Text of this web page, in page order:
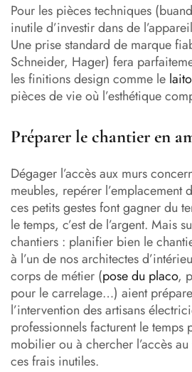
Pour les pièces techniques
inutile d’investir dans de
Une prise standard de marque
Schneider, Hager) fera
les finitions design comme le
pièces de vie où l’esthétique
Préparer le chantier en
Dégager l’accès aux murs
meubles, repérer l’emplacement
ces petits gestes font gagner du
le temps, c’est de l’argent. Mais
chantiers : planifier bien le
à l’un de nos architectes
corps de métier (pose du placo,
pour le carrelage…) aient
l’intervention des artisans
professionnels facturent le temps
mobilier ou à chercher l’accès
ces frais inutiles.